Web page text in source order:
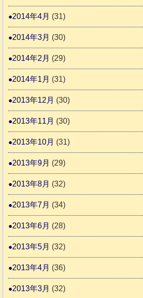
2014年4月 (31)
2014年3月 (30)
2014年2月 (29)
2014年1月 (31)
2013年12月 (30)
2013年11月 (30)
2013年10月 (31)
2013年9月 (29)
2013年8月 (32)
2013年7月 (34)
2013年6月 (28)
2013年5月 (32)
2013年4月 (36)
2013年3月 (32)